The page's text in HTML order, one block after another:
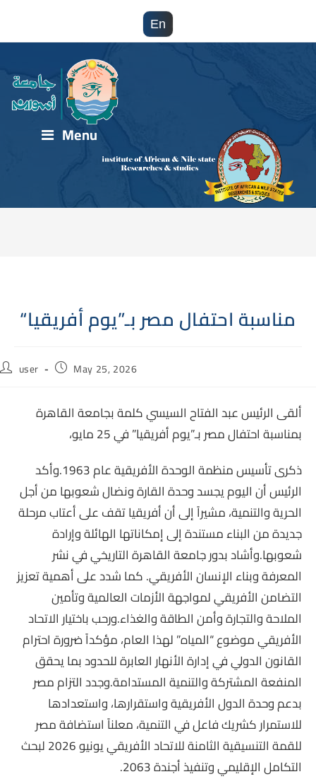
En
Menu
“مناسبة احتفال مصر بـ”يوم أفريقيا
Postuser Post
published:
May 25, 2026
ألقى الرئيس عبد الفتاح السيسي كلمة بجامعة القاهرة
بمناسبة احتفال مصر بـ”يوم أفريقيا” في 25 مايو،
ذكرى تأسيس منظمة الوحدة الأفريقية عام 1963.وأكد
الرئيس أن اليوم يجسد وحدة القارة ونضال شعوبها من أجل
الحرية والتنمية، مشيراً إلى أن أفريقيا تقف على أعتاب مرحلة
جديدة من البناء مستندة إلى إمكاناتها الهائلة وإرادة
شعوبها.وأشاد بدور جامعة القاهرة التاريخي في نشر
المعرفة وبناء الإنسان الأفريقي. كما شدد على أهمية تعزيز
التضامن الأفريقي لمواجهة الأزمات العالمية وتأمين
الملاحة والتجارة وأمن الطاقة والغذاء.ورحب باختيار الاتحاد
الأفريقي موضوع “المياه” لهذا العام، مؤكداً ضرورة احترام
القانون الدولي في إدارة الأنهار العابرة للحدود بما يحقق
المنفعة المشتركة والتنمية المستدامة.وجدد التزام مصر
بدعم وحدة الدول الأفريقية واستقرارها، واستعدادها
للاستمرار كشريك فاعل في التنمية، معلناً استضافة مصر
للقمة التنسيقية الثامنة للاتحاد الأفريقي يونيو 2026 لبحث
التكامل الإقليمي وتنفيذ أجندة 2063.